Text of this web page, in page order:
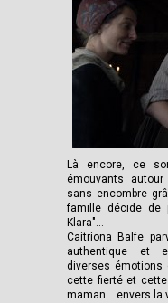
Là encore, ce
émouvants
sans encombre
famille décide de
Klara"...
Caitriona Balfe
authentique et
diverses émotions
cette fierté et
maman… envers la